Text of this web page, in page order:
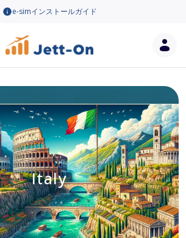
e-simインストールガイド
Italy